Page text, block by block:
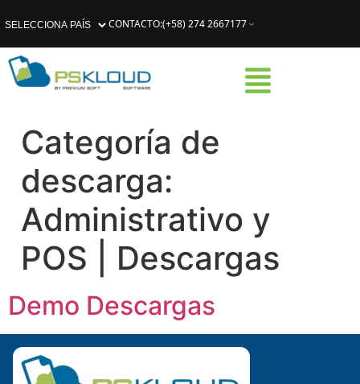
CONTACTO:(+58) 274 2667177
Categoría de
descarga:
Administrativo y
POS | Descargas
Demo Descargas